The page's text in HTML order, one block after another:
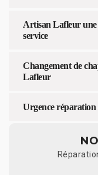
Artisan Lafleur une
service
Changement de
Lafleur
Urgence réparation